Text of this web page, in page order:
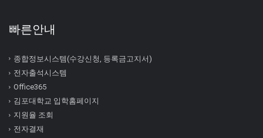
빠른안내
종합정보시스템(수강신청, 등록금고지서)
전자출석시스템
Office365
김포대학교 입학홈페이지
지원율 조회
전자결재